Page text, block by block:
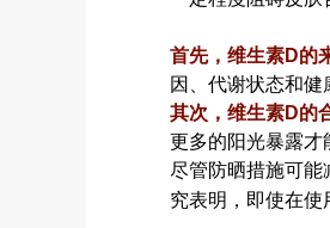
首先，维生素D的
因、代谢状态和健
其次，维生素D的
更多的阳光暴露才
尽管防晒措施可能
究表明，即使在使